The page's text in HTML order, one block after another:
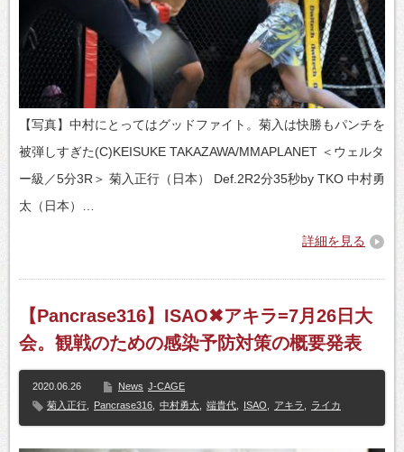
【写真】中村にとってはグッドファイト。菊入は快勝もパンチを
被弾しすぎた(C)KEISUKE TAKAZAWA/MMAPLANET ＜ウェルタ
ー級／5分3R＞ 菊入正行（日本） Def.2R2分35秒by TKO 中村勇
太（日本）…
詳細を見る
【Pancrase316】ISAO✖アキラ=7月26日大
会。観戦のための感染予防対策の概要発表
2020.06.26 News J-CAGE
菊入正行
Pancrase316 中村勇太 端貴代 ISAO アキラ ライカ